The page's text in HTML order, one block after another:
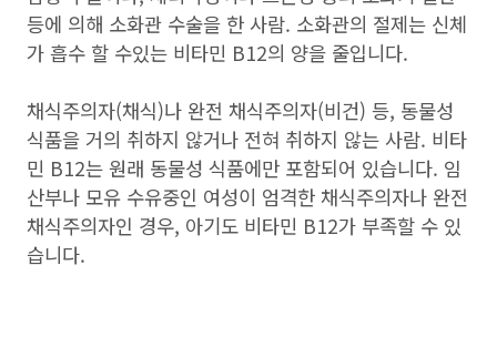
등에 의해 소화관 수술을 한 사람. 소화관의 절제는 신체
가 흡수 할 수있는 비타민 B12의 양을 줄입니다.
채식주의자(채식)나 완전 채식주의자(비건) 등, 동물성
식품을 거의 취하지 않거나 전혀 취하지 않는 사람. 비타
민 B12는 원래 동물성 식품에만 포함되어 있습니다. 임
산부나 모유 수유중인 여성이 엄격한 채식주의자나 완전
채식주의자인 경우, 아기도 비타민 B12가 부족할 수 있
습니다.